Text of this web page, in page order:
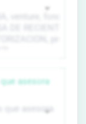
asesora